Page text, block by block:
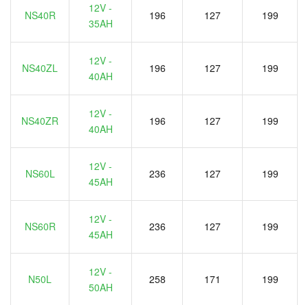
NS40R
12V -
35AH
196 127 199
NS40ZL
12V -
40AH
196 127 199
NS40ZR
12V -
40AH
196 127 199
NS60L
12V -
45AH
236 127 199
NS60R
12V -
45AH
236 127 199
N50L
12V -
50AH
258 171 199